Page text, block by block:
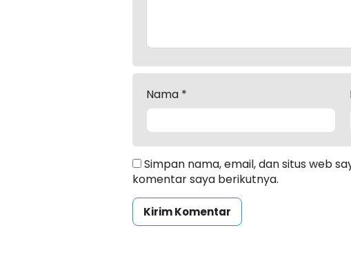
Nama *
Simpan nama, email, dan situs web
komentar saya berikutnya.